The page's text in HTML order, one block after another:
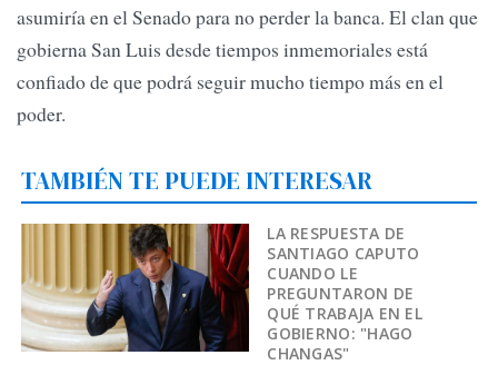
asumiría en el Senado para no perder la banca. El clan que
gobierna San Luis desde tiempos inmemoriales está
confiado de que podrá seguir mucho tiempo más en el
poder.
TAMBIÉN TE PUEDE INTERESAR
LA RESPUESTA DE
SANTIAGO CAPUTO
CUANDO LE
PREGUNTARON DE
QUÉ TRABAJA EN EL
GOBIERNO: "HAGO
CHANGAS"